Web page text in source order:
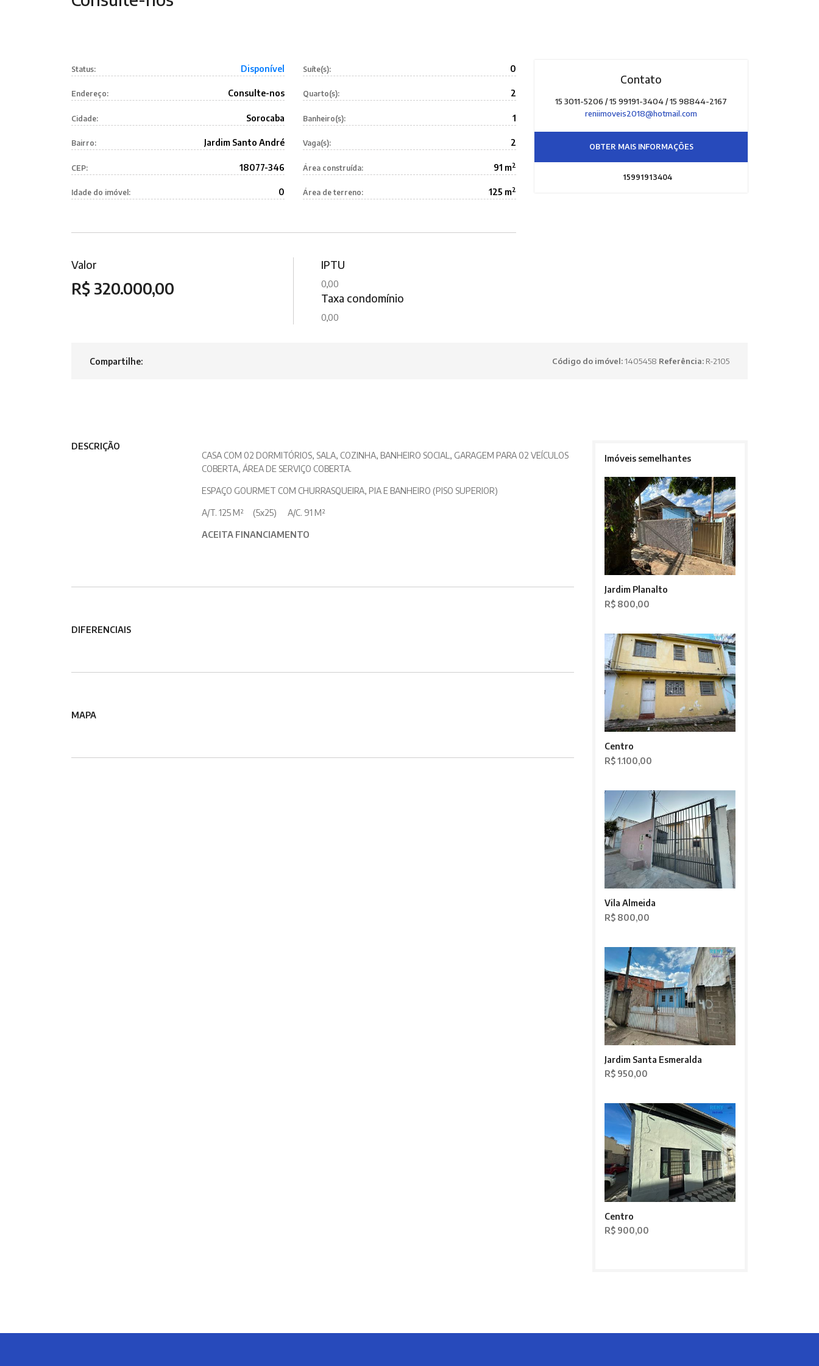
Status: Disponível
Endereço: Consulte-nos
Cidade: Sorocaba
Bairro: Jardim Santo André
CEP: 18077-346
Idade do imóvel: 0
Suíte(s): 0
Quarto(s): 2
Banheiro(s): 1
Vaga(s): 2
Área construída: 91 m2
Área de terreno: 125 m2
Valor
R$ 320.000,00
IPTU
0,00
Taxa condomínio
0,00
Contato
15 3011-5206 / 15 99191-3404 / 15 98844-2167
reniimoveis2018@hotmail.com
OBTER MAIS INFORMAÇÕES
15991913404
Compartilhe: Código do imóvel:1405458 Referência: R-2105
DESCRIÇÃO
CASA COM 02 DORMITÓRIOS, SALA, COZINHA, BANHEIRO SOCIAL, GARAGEM PARA 02 VEÍCULOS
COBERTA, ÁREA DE SERVIÇO COBERTA.
ESPAÇO GOURMET COM CHURRASQUEIRA, PIA E BANHEIRO (PISO SUPERIOR)
A/T. 125 M² (5x25) A/C. 91 M²
ACEITA FINANCIAMENTO
DIFERENCIAIS
MAPA
Imóveis semelhantes
Jardim Planalto
R$ 800,00
Centro
R$ 1.100,00
Vila Almeida
R$ 800,00
Jardim Santa Esmeralda
R$ 950,00
Centro
R$ 900,00